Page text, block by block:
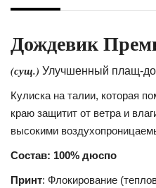
Дождевик
(сущ.) Улучшенный плащ-
Кулиска на талии, которая
краю защитит от ветра и
высокими
Состав: 100% дюспо
Принт: Флокирование